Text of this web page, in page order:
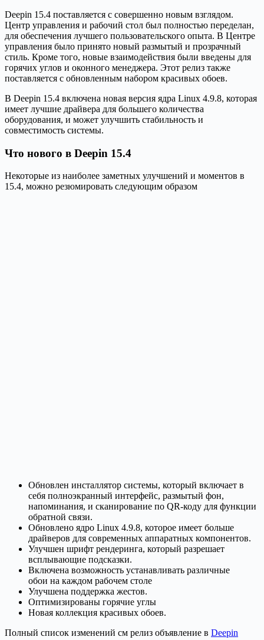
Deepin 15.4 поставляется с совершенно новым взглядом.
Центр управления и рабочий стол был полностью переделан,
для обеспечения лучшего пользовательского опыта. В Центре
управления было принято новый размытый и прозрачный
стиль. Кроме того, новые взаимодействия были введены для
горячих углов и оконного менеджера. Этот релиз также
поставляется с обновленным набором красивых обоев.
В Deepin 15.4 включена новая версия ядра Linux 4.9.8, которая
имеет лучшие драйвера для большего количества
оборудования, и может улучшить стабильность и
совместимость системы.
Что нового в Deepin 15.4
Некоторые из наиболее заметных улучшений и моментов в
15.4, можно резюмировать следующим образом
Обновлен инсталлятор системы, который включает в
себя полноэкранный интерфейс, размытый фон,
напоминания, и сканирование по QR-коду для функции
обратной связи.
Обновлено ядро ​​Linux 4.9.8, которое имеет больше
драйверов для современных аппаратных компонентов.
Улучшен шрифт рендеринга, который разрешает
всплывающие подсказки.
Включена возможность устанавливать различные
обои на каждом рабочем столе
Улучшена поддержка жестов.
Оптимизированы горячие углы
Новая коллекция красивых обоев.
Полный список изменений см релиз объявление в Deepin